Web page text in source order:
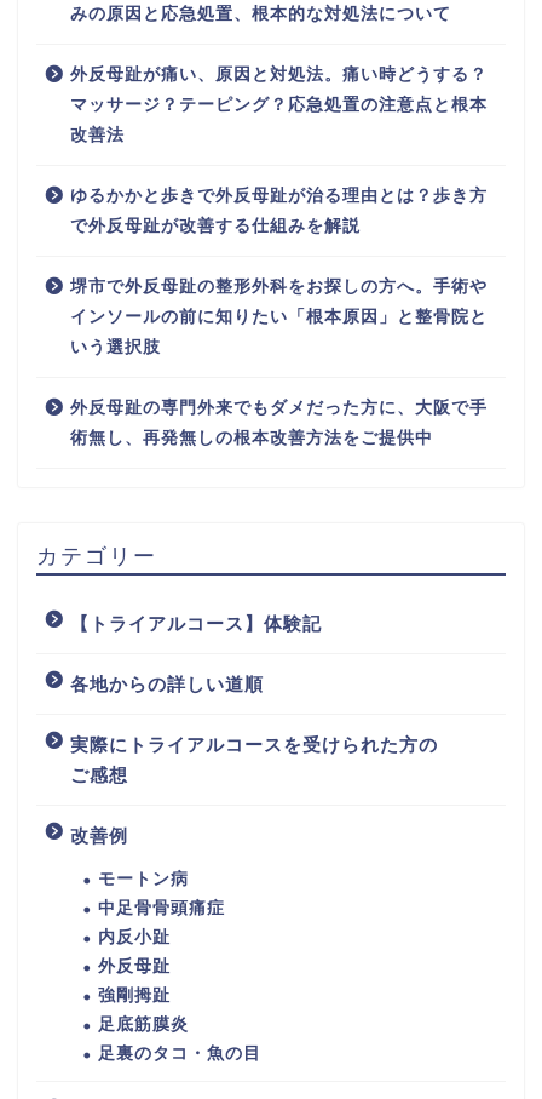
みの原因と応急処置、根本的な対処法について
外反母趾が痛い、原因と対処法。痛い時どうする？
マッサージ？テーピング？応急処置の注意点と根本
改善法
ゆるかかと歩きで外反母趾が治る理由とは？歩き方
で外反母趾が改善する仕組みを解説
堺市で外反母趾の整形外科をお探しの方へ。手術や
インソールの前に知りたい「根本原因」と整骨院と
いう選択肢
外反母趾の専門外来でもダメだった方に、大阪で手
術無し、再発無しの根本改善方法をご提供中
カテゴリー
【トライアルコース】体験記
各地からの詳しい道順
実際にトライアルコースを受けられた方の
ご感想
改善例
モートン病
中足骨骨頭痛症
内反小趾
外反母趾
強剛拇趾
足底筋膜炎
足裏のタコ・魚の目